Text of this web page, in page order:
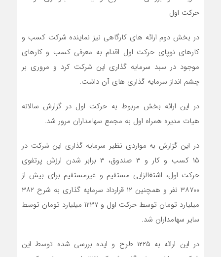
حرکت اول
در بخش دوم ارائه های کارگاهی نیز نماینده شرکت کسب و
کارهای نوپای حرکت اول اقدام به معرفی کسب و کارهای
موجود در سبد سرمایه گذاری این شرکت کرد و مروری بر
چشم انداز سرمایه گذاری های آن داشت.
در این ارائه بخش مربوط به حرکت اول در گزارش سالانه
هیات مدیره همراه اول به مجمع سهامداران مرور شد.
در این گزارش به مواردی نظیر سرمایه گذاری این شرکت در
۱۵ کسب و کار و ۳ صندوق، ۳ برابر شدن ارزش پرتفوی
حرکت اول، اشتغالزایی مستقیم و غیرمستقیم برای بیش از
۳۸۷۰۰ نفر و همچنین ۱۲ قرارداد سرمایه گذاری به شرح ۳۸۲
میلیارد تومان توسط حرکت اول و ۱۲۳۷ میلیارد تومان توسط
سایر سهامداران شد.
در این ارائه به ۱۲۲۵ طرح و ایده بررسی شده توسط این